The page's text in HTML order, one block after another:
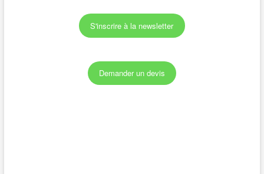
S'inscrire à la newsletter
Demander un devis